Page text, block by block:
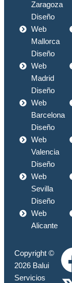
Zaragoza
Diseño
Web
Mallorca
Diseño
Web
Madrid
Diseño
Web
Barcelona
Diseño
Web
Valencia
Diseño
Web
Sevilla
Diseño
Web
Alicante
Copyright ©
2026 Balui
Servicios